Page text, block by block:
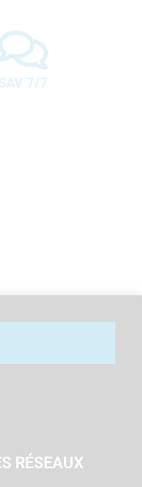
SAV 7/7
RÉSEAUX